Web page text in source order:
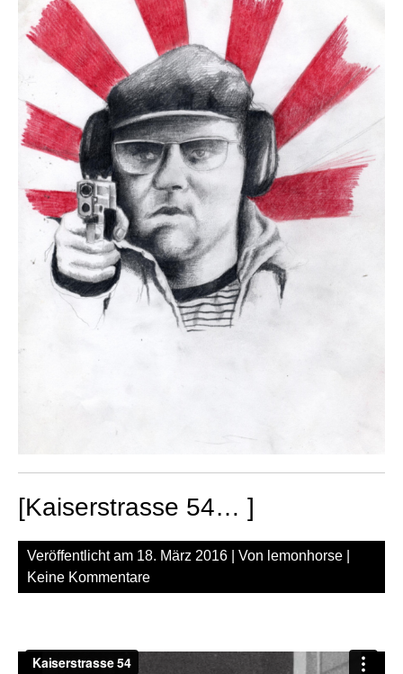
[Kaiserstrasse 54… ]
Veröffentlicht am 18. März 2016 | Von lemonhorse
Keine Kommentare